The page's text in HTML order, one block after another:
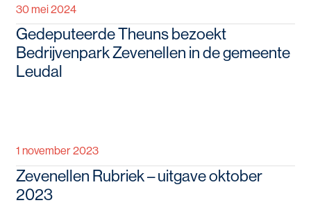
30 mei 2024
Gedeputeerde Theuns bezoekt
Bedrijvenpark Zevenellen in de gemeente
Leudal
1 november 2023
Zevenellen Rubriek – uitgave oktober
2023